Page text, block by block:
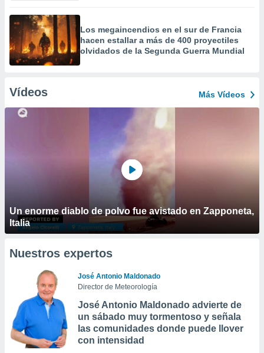
Los megaincendios en el sur de Francia
hacen estallar a más de 400 proyectiles
olvidados de la Segunda Guerra Mundial
Vídeos Más Vídeos
Un enorme diablo de polvo fue avistado en Zapponeta,
Italia
Nuestros expertos
José Antonio Maldonado
Director de Meteorología
José Antonio Maldonado advierte de
un sábado muy tormentoso y señala
las comunidades donde puede llover
con intensidad